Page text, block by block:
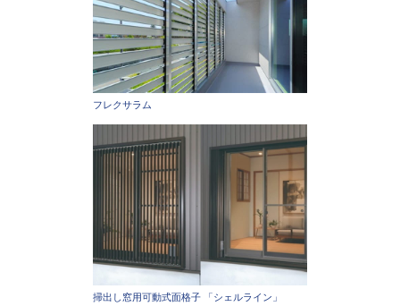
フレクサラム
掃出し窓用可動式面格子 「シェルライン」